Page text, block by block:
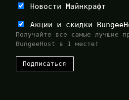
Новости Майнкрафт
Акции и скидки
Получайте все самые лучшие
BungeeHost в 1 месте!